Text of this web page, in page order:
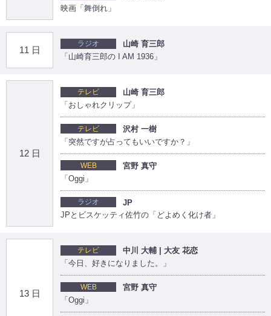
映画「舞倒れ」
11 日
ラジオ
山崎 育三郎
「山崎育三郎の I AM 1936」
12 日
テレビ
山崎 育三郎
「おしゃれクリップ」
テレビ
沢村 一樹
「突然ですが占ってもいいですか？」
WEB
宮野 真守
「Oggi」
ラジオ
JP
JPとビスケッティ佐竹の「どよめく化け者」
13 日
テレビ
中川 大輔 | 大友 花恋
「今日、好きになりました。」
WEB
宮野 真守
「Oggi」